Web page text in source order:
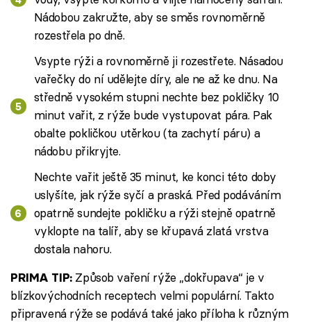
Nádobou zakružte, aby se směs rovnoměrně
rozestřela po dně.
Vsypte rýži a rovnoměrně ji rozestřete. Násadou
vařečky do ní udělejte díry, ale ne až ke dnu. Na
středně vysokém stupni nechte bez pokličky 10
minut vařit, z rýže bude vystupovat pára. Pak
obalte pokličkou utěrkou (ta zachytí páru) a
nádobu přikryjte.
Nechte vařit ještě 35 minut, ke konci této doby
uslyšíte, jak rýže syčí a praská. Před podáváním
opatrně sundejte pokličku a rýži stejně opatrně
vyklopte na talíř, aby se křupavá zlatá vrstva
dostala nahoru.
PRIMA TIP:Způsob vaření rýže „dokřupava“ je v
blízkovýchodních receptech velmi populární. Takto
připravená rýže se podává také jako příloha k různým